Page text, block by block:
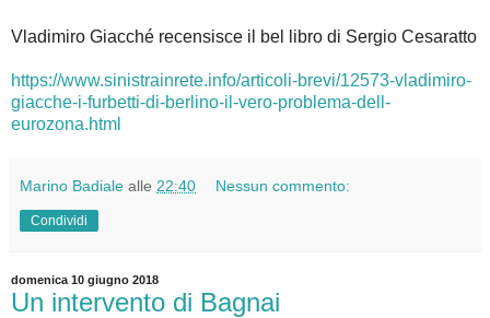
Vladimiro Giacché recensisce il bel libro di Sergio Cesaratto
https://www.sinistrainrete.info/articoli-brevi/12573-vladimiro-
giacche-i-furbetti-di-berlino-il-vero-problema-dell-
eurozona.html
Marino Badiale alle 22:40 Nessun commento:
Condividi
domenica 10 giugno 2018
Un intervento di Bagnai